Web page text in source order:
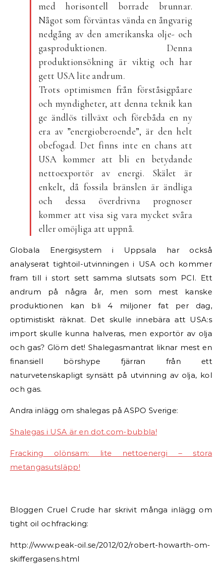
med horisontell borrade brunnar.
Något som förväntas vända en ångvarig
nedgång av den amerikanska olje- och
gasproduktionen. Denna
produktionsökning är viktig och har
gett USA lite andrum.
Trots optimismen från förståsigpåare
och myndigheter, att denna teknik kan
ge ändlös tillväxt och förebåda en ny
era av ”energioberoende”, är den helt
obefogad. Det finns inte en chans att
USA kommer att bli en betydande
nettoexportör av energi. Skälet är
enkelt, då fossila bränslen är ändliga
och dessa överdrivna prognoser
kommer att visa sig vara mycket svåra
eller omöjliga att uppnå.
Globala Energisystem i Uppsala har också
analyserat tightoil-utvinningen i USA och kommer
fram till i stort sett samma slutsats som PCI. Ett
andrum på några år, men som mest kanske
produktionen kan bli 4 miljoner fat per dag,
optimistiskt räknat. Det skulle innebära att USA:s
import skulle kunna halveras, men exportör av olja
och gas? Glöm det! Shalegasmantrat liknar mest en
finansiell börshype fjärran från ett
naturvetenskapligt synsätt på utvinning av olja, kol
och gas.
Andra inlägg om shalegas på ASPO Sverige:
Shalegas i USA är en dot.com-bubbla!
Fracking olönsam: lite nettoenergi – stora
metangasutsläpp!
Bloggen Cruel Crude har skrivit många inlägg om
tight oil ochfracking:
http://www.peak-oil.se/2012/02/robert-howarth-om-
skiffergasens.html